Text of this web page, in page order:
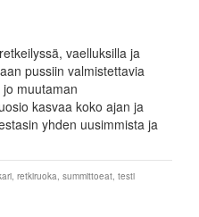
vaelluksilla ja
pussiin valmistettavia
muutaman
kasvaa koko ajan ja
yhden uusimmista ja
, retkiruoka, summittoeat, testi